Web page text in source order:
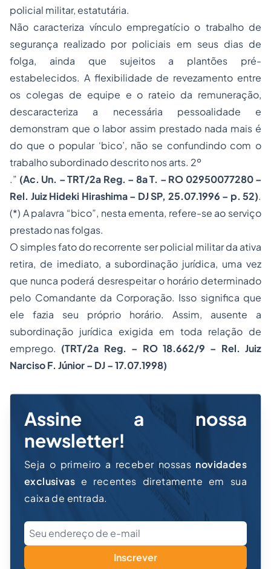
policial militar, estatutária.
Não caracteriza vínculo empregatício o trabalho de
segurança realizado por policiais em seus dias de
folga, ainda que sujeitos a plantões pré-
estabelecidos. A flexibilidade de revezamento entre
os colegas de equipe e o rateio da remuneração,
descaracteriza a necessária pessoalidade e
demonstram que o labor assim prestado nada mais é
do que o popular ‘bico’, não se confundindo com o
trabalho subordinado descrito nos arts. 2º
.” (Ac. Un. – TRT/2a Reg. – 8a T. – RO 02950077280 –
Rel. Juiz Hideki Hirashima – DJ SP, 25.07.1996 – p. 52).
(*) A palavra “bico”, nesta ementa, refere-se ao serviço
prestado nas folgas.
O simples fato do recorrente ser policial militar da ativa
retira, de imediato, a subordinação jurídica, uma vez
que nunca poderá desrespeitar o horário determinado
pelo Comandante da Corporação. Isso significa que
ele fazia seu próprio horário. Assim, ausente a
subordinação jurídica exigida em toda relação de
emprego. (TRT/2a Reg. – RO 18.662/9 – Rel. Juiz
Narciso F. Júnior – DJ – 17.07.1998)
Assine a nossa
newsletter!
Seja o primeiro a receber nossas novidades
exclusivas e recentes diretamente em sua
caixa de entrada.
Inscrever